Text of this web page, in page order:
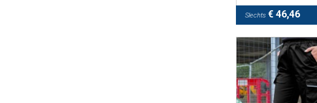
Slechts€ 46,46